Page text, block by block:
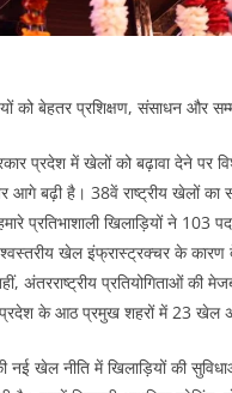
को बेहतर प्रशिक्षण, संसाधन और
प्रदेश में खेलों को बढ़ावा देने पर
आगे बढ़ी है। 38वें राष्ट्रीय खेलों
प्रतिभाशाली खिलाड़ियों ने 103
खेल इंफ्रास्ट्रक्चर के कारण
अंतरराष्ट्रीय प्रतियोगिताओं की
के आठ प्रमुख शहरों में 23 खेल
खेल नीति में खिलाड़ियों की